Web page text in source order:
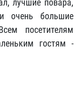
лучшие повара,
очень большие
посетителям
гостям -